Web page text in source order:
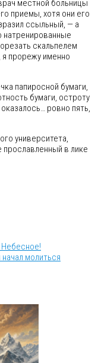
местной больницы
приемы, хотя они его
ссыльный, — а
натренированные
скальпелем
прорежу именно
папиросной бумаги,
бумаги, остроту
ровно пять,
университета,
прославленный в лике
молиться